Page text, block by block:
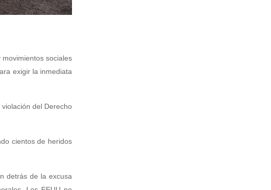
sociales
exigir la inmediata
del Derecho
cientos de heridos
detrás de la excusa